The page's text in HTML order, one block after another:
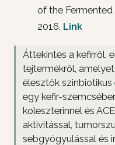
of the Fermented
2016. Link
Áttekintés a kefirről,
tejtermékről,
élesztők szinbiotikus
egy kefir-
koleszterinnel és
aktivitással,
sebgyógyulással és